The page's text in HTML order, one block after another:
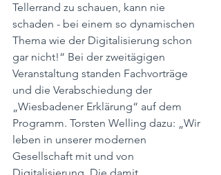
Tellerrand zu schauen, kann nie
schaden - bei einem so dynamischen
Thema wie der Digitalisierung schon
gar nicht!“ Bei der zweitägigen
Veranstaltung standen Fachvorträge
und die Verabschiedung der
„Wiesbadener Erklärung“ auf dem
Programm. Torsten Welling dazu: „Wir
leben in unserer modernen
Gesellschaft mit und von